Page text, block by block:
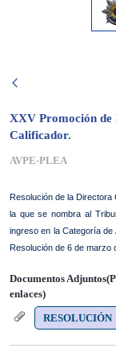
XXV Promoción
Calificador.
AVPE-PLEA
Resolución de la Directora
la que se nombra al
ingreso en la Categoría
Resolución de 6 de marzo
Documentos
enlaces)
RESOLUCIÓN